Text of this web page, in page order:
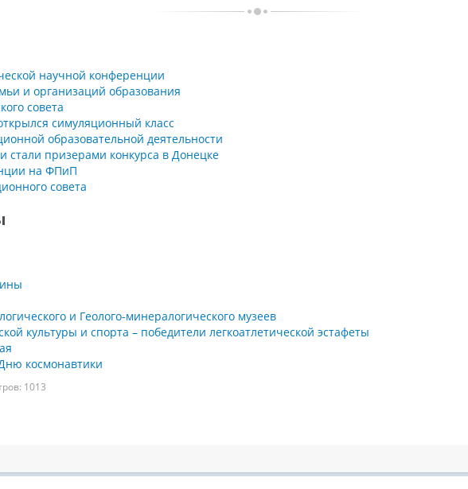
научной конференции
и организаций образования
совета
симуляционный класс
образовательной деятельности
стали призерами конкурса в Донецке
на ФПиП
совета
и Геолого-минералогического музеев
культуры и спорта – победители легкоатлетической эстафеты
космонавтики
1013